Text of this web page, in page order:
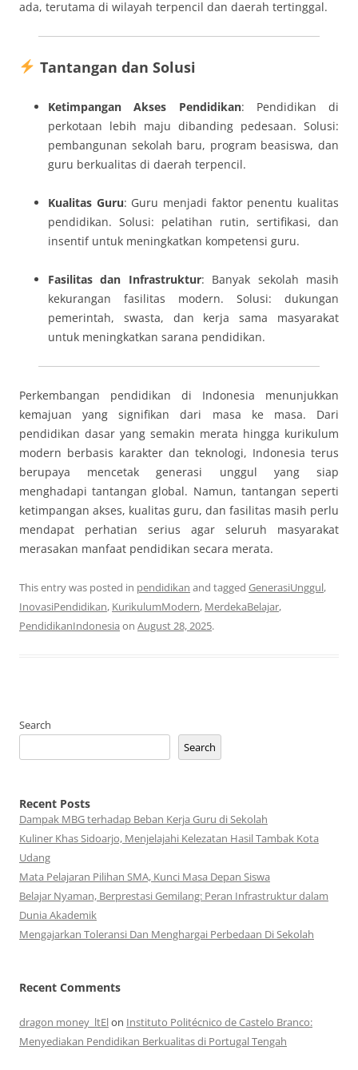
ada, terutama di wilayah terpencil dan daerah tertinggal.
Tantangan dan Solusi
Ketimpangan Akses Pendidikan: Pendidikan di
perkotaan lebih maju dibanding pedesaan. Solusi:
pembangunan sekolah baru, program beasiswa, dan
guru berkualitas di daerah terpencil.
Kualitas Guru: Guru menjadi faktor penentu kualitas
pendidikan. Solusi: pelatihan rutin, sertifikasi, dan
insentif untuk meningkatkan kompetensi guru.
Fasilitas dan Infrastruktur: Banyak sekolah masih
kekurangan fasilitas modern. Solusi: dukungan
pemerintah, swasta, dan kerja sama masyarakat
untuk meningkatkan sarana pendidikan.
Perkembangan pendidikan di Indonesia menunjukkan
kemajuan yang signifikan dari masa ke masa. Dari
pendidikan dasar yang semakin merata hingga kurikulum
modern berbasis karakter dan teknologi, Indonesia terus
berupaya mencetak generasi unggul yang siap
menghadapi tantangan global. Namun, tantangan seperti
ketimpangan akses, kualitas guru, dan fasilitas masih perlu
mendapat perhatian serius agar seluruh masyarakat
merasakan manfaat pendidikan secara merata.
This entry was posted in pendidikan and tagged GenerasiUnggul,
InovasiPendidikan, KurikulumModern, MerdekaBelajar,
PendidikanIndonesia on August 28, 2025.
Search
Search
Recent Posts
Dampak MBG terhadap Beban Kerja Guru di Sekolah
Kuliner Khas Sidoarjo, Menjelajahi Kelezatan Hasil Tambak Kota
Udang
Mata Pelajaran Pilihan SMA, Kunci Masa Depan Siswa
Belajar Nyaman, Berprestasi Gemilang: Peran Infrastruktur dalam
Dunia Akademik
Mengajarkan Toleransi Dan Menghargai Perbedaan Di Sekolah
Recent Comments
dragon money_ltElon Instituto Politécnico de Castelo Branco:
Menyediakan Pendidikan Berkualitas di Portugal Tengah